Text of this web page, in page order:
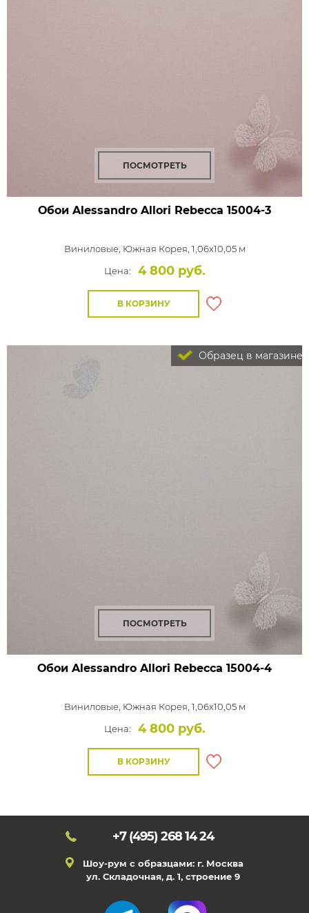
ПОСМОТРЕТЬ
Обои Alessandro Allori Rebecca 15004-3
Виниловые, Южная Корея, 1,06x10,05 м
Цена:
4 800 руб.
В КОРЗИНУ
Образец в магазине
ПОСМОТРЕТЬ
Обои Alessandro Allori Rebecca 15004-4
Виниловые, Южная Корея, 1,06x10,05 м
Цена:
4 800 руб.
В КОРЗИНУ
+7 (495) 268 14 24
Шоу-рум с образцами: г. Москва
ул. Складочная, д. 1, строение 9